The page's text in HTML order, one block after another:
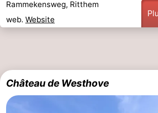
Cadzand
-
Nature
Zwin
Météo
Rammekensweg, Ritthem
web. Website
Château de Westhove